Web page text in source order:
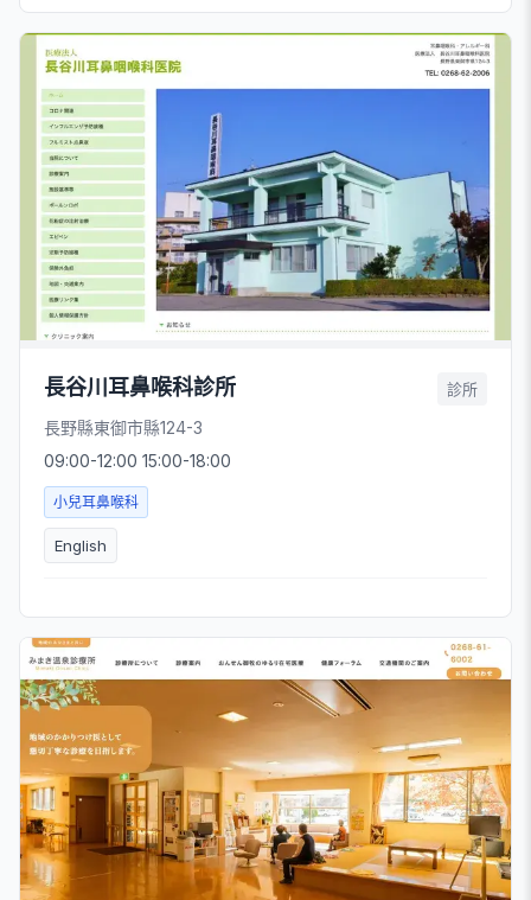
長谷川耳鼻喉科診所 診所
長野縣東御市縣124-3
09:00-12:00 15:00-18:00
小兒耳鼻喉科
English